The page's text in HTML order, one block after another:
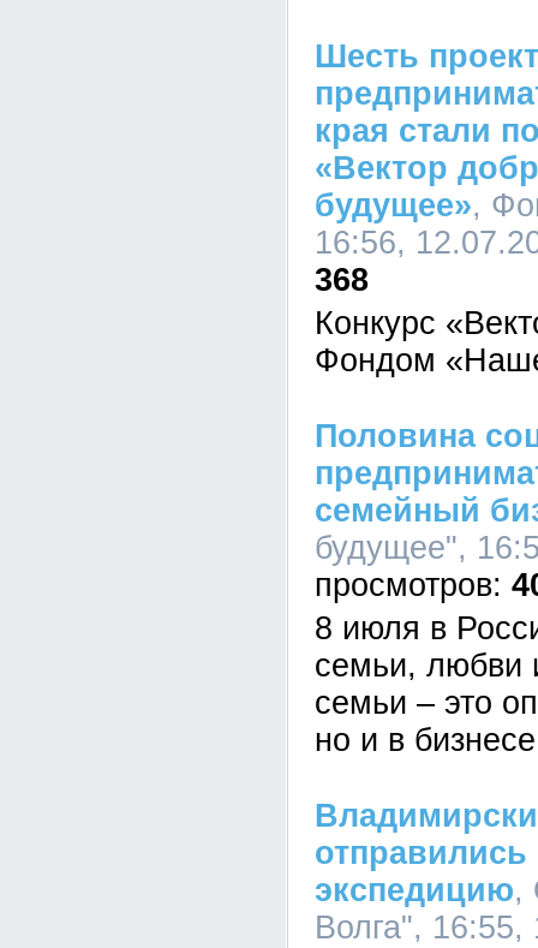
Шесть
края стали
«Вектор
будущее»,
16:56,
368
Конкурс
Фондом
Половина
семейный
будущее",
8 июля в
семьи, любви
семьи – это
но и в
экспедицию,
Волга",